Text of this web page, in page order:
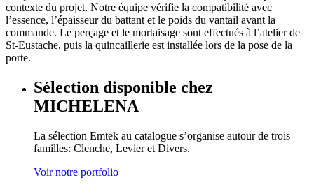
contexte du projet. Notre équipe vérifie la compatibilité avec
l’essence, l’épaisseur du battant et le poids du vantail avant la
commande. Le perçage et le mortaisage sont effectués à l’atelier de
St-Eustache, puis la quincaillerie est installée lors de la pose de la
porte.
Sélection disponible chez
MICHELENA
La sélection Emtek au catalogue s’organise autour de trois
familles: Clenche, Levier et Divers.
Voir notre portfolio